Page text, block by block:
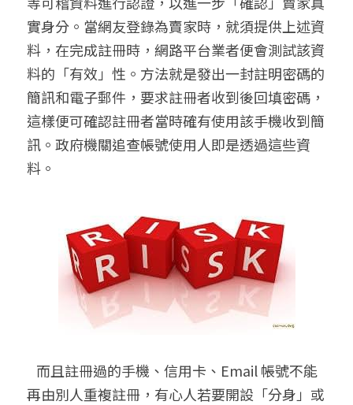
實身分。當網友登錄為賣家時，就須提供上述資
料，在完成註冊時，網路平台業者便會測試該資
料的「有效」性。方法就是發出一封註明密碼的
簡訊和電子郵件，要求註冊者收到後回填密碼，
這樣便可確認註冊者當時確有使用該手機收到簡
訊。政府機關追查帳號使用人即是透過這些資
料。
再由別人重複註冊，有心人若要開設「分身」或